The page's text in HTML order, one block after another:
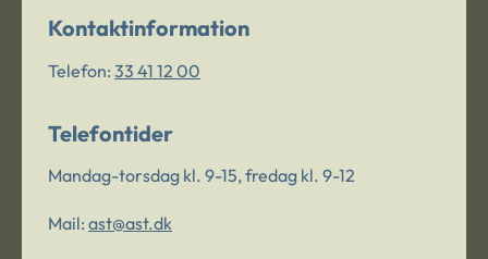
Kontaktinformation
Telefon: 33 41 12 00
Telefontider
Mandag-torsdag kl. 9-15, fredag kl. 9-12
Mail: ast@ast.dk